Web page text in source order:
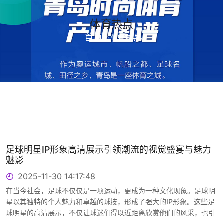
体育热点
首页 体育热点
足球明星IP形象高清展示引领潮流的视觉盛宴与魅力
魅影
2025-11-30 14:17:48
在当今社会，足球不仅仅是一项运动，更成为一种文化现象。足球明
星以其独特的个人魅力和卓越的球技，形成了强大的IP形象。这些足
球明星的高清展示，不仅让球迷们得以近距离欣赏他们的风采，也引